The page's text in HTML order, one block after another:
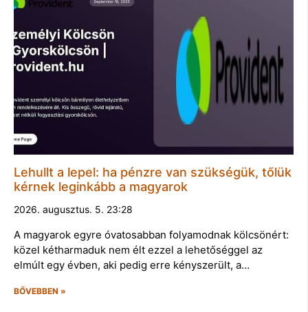
Lehullt a lepel: ha pénzre van szükségük, tőlük
kérnek leginkább a magyarok
2026. augusztus. 5. 23:28
A magyarok egyre óvatosabban folyamodnak kölcsönért:
közel kétharmaduk nem élt ezzel a lehetőséggel az
elmúlt egy évben, aki pedig erre kényszerült, a…
BŐVEBBEN »